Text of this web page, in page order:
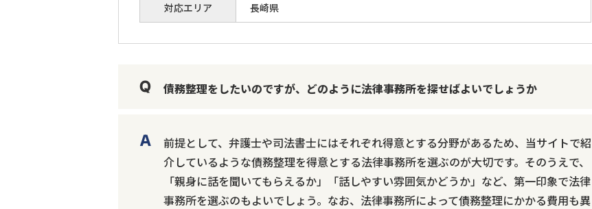
対応エリア 長崎県
債務整理をしたいのですが、どのように法律事務所を探せばよいでしょうか
前提として、弁護士や司法書士にはそれぞれ得意とする分野があるため、当サイトで紹
介しているような債務整理を得意とする法律事務所を選ぶのが大切です。そのうえで、
「親身に話を聞いてもらえるか」「話しやすい雰囲気かどうか」など、第一印象で法律
事務所を選ぶのもよいでしょう。なお、法律事務所によって債務整理にかかる費用も異